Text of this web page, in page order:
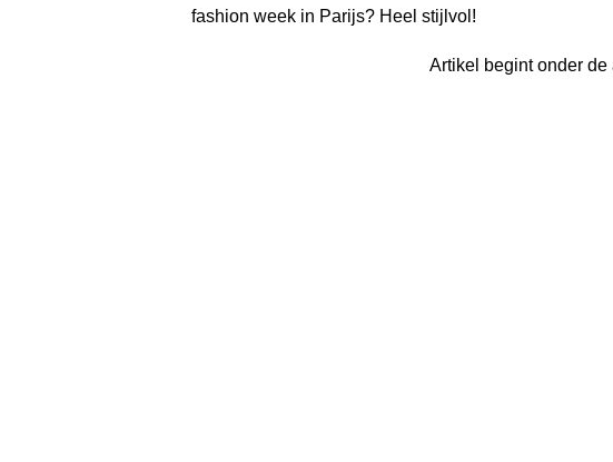
fashion week in Parijs? Heel stijlvol!
Artikel begint onder de